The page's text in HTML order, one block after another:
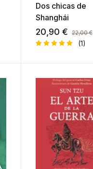
Dos chicas de
Shanghái
20,90 € 22,00€
con5.00
valoración
cliente
(1)